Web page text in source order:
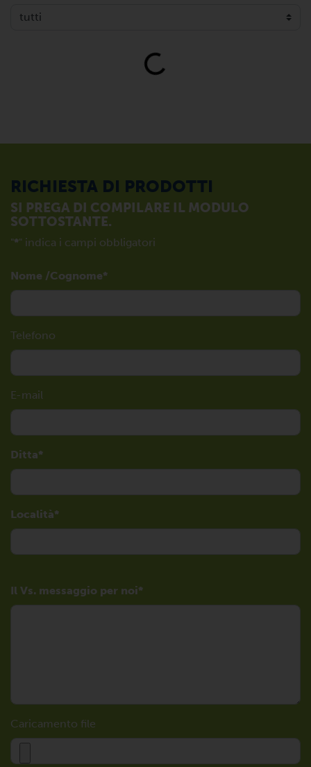
Loading...
RICHIESTA DI PRODOTTI
SI PREGA DI COMPILARE IL MODULO
SOTTOSTANTE.
"*" indica i campi obbligatori
Nome /Cognome
Telefono
E-mail
Ditta
Località
Il Vs. messaggio per noi
Caricamento file